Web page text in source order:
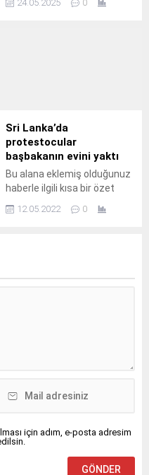
sahipliğinde bu yıl ilki yapılan
24.05.2025 0
Sri Lanka’da
protestocular
başbakanın evini yaktı
Bu alana eklemiş olduğunuz
haberle ilgili kısa bir özet
bilgisi ekleyebilirsiniz. Bu
metin yazı düzenleme
12.05.2022 0
için adım, e-posta adresim